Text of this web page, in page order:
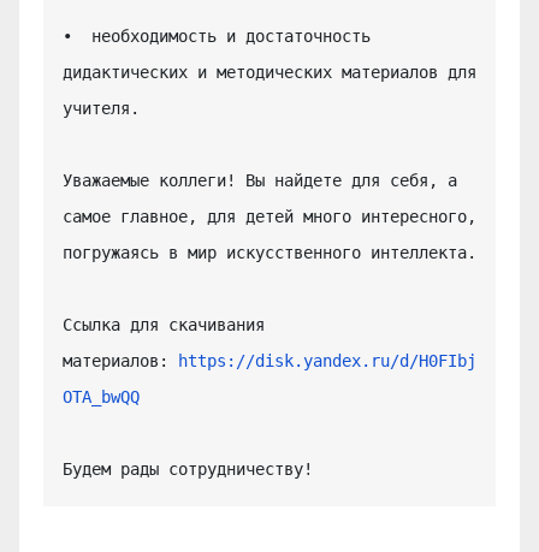
•  необходимость и достаточность
дидактических и методических материалов для
учителя.
Уважаемые коллеги! Вы найдете для себя, а
самое главное, для детей много интересного,
погружаясь в мир искусственного интеллекта.
Ссылка для скачивания
материалов:
https://disk.yandex.ru/d/H0FIbj
OTA_bwQQ
Будем рады сотрудничеству!